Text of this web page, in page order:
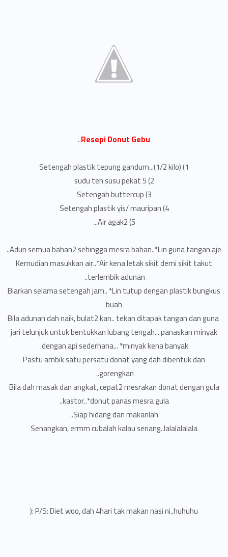
Resepi Donut Gebu
..
1) Setengah plastik tepung gandum...(1/2 kilo)
2) 5 sudu teh susu pekat
3) Setengah buttercup
4) Setengah plastik yis/ mauripan
5) Air agak2...
Adun semua bahan2 sehingga mesra bahan..*Lin guna tangan aje..
Kemudian masukkan air..*Air kena letak sikit demi sikit takut
terlembik adunan..
Biarkan selama setengah jam.. *Lin tutup dengan plastik bungkus
buah
Bila adunan dah naik, bulat2 kan.. tekan ditapak tangan dan guna
jari telunjuk untuk bentukkan lubang tengah... panaskan minyak
dengan api sederhana... *minyak kena banyak.
Pastu ambik satu persatu donat yang dah dibentuk dan
gorengkan..
Bila dah masak dan angkat, cepat2 mesrakan donat dengan gula
kastor..*donut panas mesra gula..
Siap hidang dan makanlah..
Senangkan, ermm cubalah kalau senang..lalalalalala
P/S: Diet woo, dah 4hari tak makan nasi ni..huhuhu :(